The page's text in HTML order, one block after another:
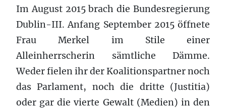
Im August 2015 brach die Bundesregierung
Dublin-III. Anfang September 2015 öffnete
Frau Merkel im Stile einer
Alleinherrscherin sämtliche Dämme.
Weder fielen ihr der Koalitionspartner noch
das Parlament, noch die dritte (Justitia)
oder gar die vierte Gewalt (Medien) in den